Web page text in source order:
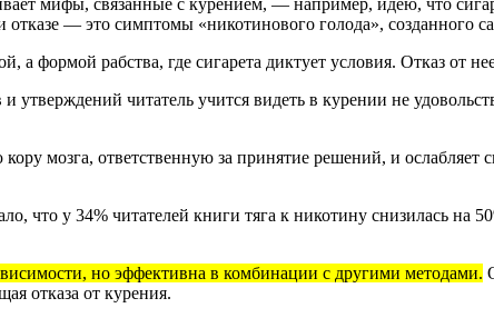
мифы, связанные с курением, — например, идею, что
отказе — это симптомы «никотинового голода», созданного
а формой рабства, где сигарета диктует условия. Отказ от
утверждений читатель учится видеть в курении не
мозга, ответственную за принятие решений, и
что у 34% читателей книги тяга к никотину снизилась на
но эффективна в комбинации с другими методами.
отказа от курения.